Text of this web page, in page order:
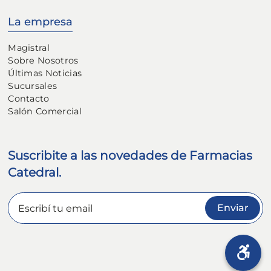
La empresa
Magistral
Sobre Nosotros
Últimas Noticias
Sucursales
Contacto
Salón Comercial
Suscribite a las novedades de Farmacias
Catedral.
Enviar